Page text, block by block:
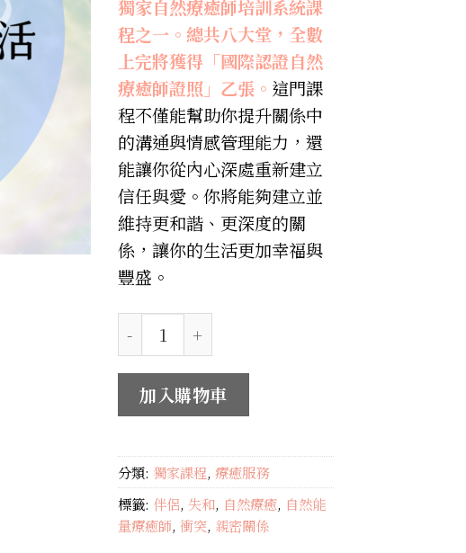
獨家自然療癒師培訓系統課
程之一。總共八大堂，全數
上完將獲得「國際認證自然
療癒師證照」乙張。 這門課
程不僅能幫助你提升關係中
的溝通與情感管理能力，還
能讓你從內心深處重新建立
信任與愛。你將能夠建立並
維持更和諧、更深度的關
係，讓你的生活更加幸福與
豐盛。
手牽手好好過生活｜自然能量療癒師培訓 數量
加入購物車
分類: 獨家課程, 療癒服務
標籤: 伴侶, 失和, 自然療癒, 自然能
量療癒師, 衝突, 親密關係